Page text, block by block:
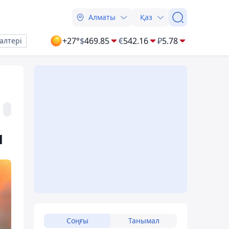
Алматы Қаз
+27°$469.85 €542.16 ₽5.78
Соңғы Танымал